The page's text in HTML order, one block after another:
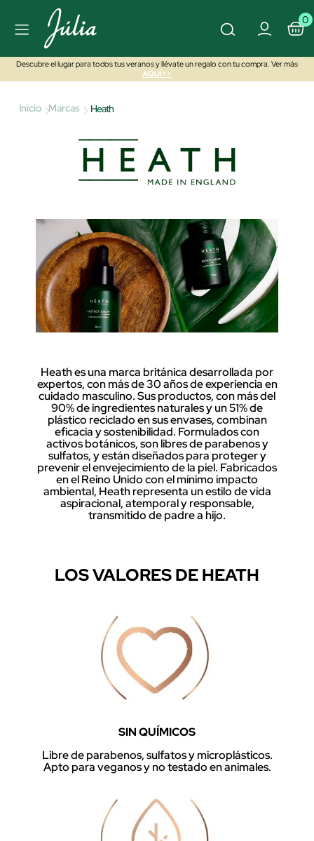
0
Descubre el lugar para todos tus veranos y llévate un regalo con tu compra. Ver más
AQUÍ>>
Inicio Marcas Heath
Heath es una marca británica desarrollada por
expertos, con más de 30 años de experiencia en
cuidado masculino. Sus productos, con más del
90% de ingredientes naturales y un 51% de
plástico reciclado en sus envases, combinan
eficacia y sostenibilidad. Formulados con
activos botánicos, son libres de parabenos y
sulfatos, y están diseñados para proteger y
prevenir el envejecimiento de la piel. Fabricados
en el Reino Unido con el mínimo impacto
ambiental, Heath representa un estilo de vida
aspiracional, atemporal y responsable,
transmitido de padre a hijo.
LOS VALORES DE HEATH
SIN QUÍMICOS
Libre de parabenos, sulfatos y microplásticos.
Apto para veganos y no testado en animales.